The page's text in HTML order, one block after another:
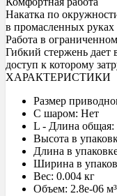
Накатка по
в промасленных руках
Работа в
Гибкий стержень дает
доступ к которому
ХАРАКТЕРИСТИКИ
Размер
С шаром: Нет
L - Длина
Высота в
Длина в
Ширина в
Вес: 0.004 кг
Объем: 2.8e-06 м³